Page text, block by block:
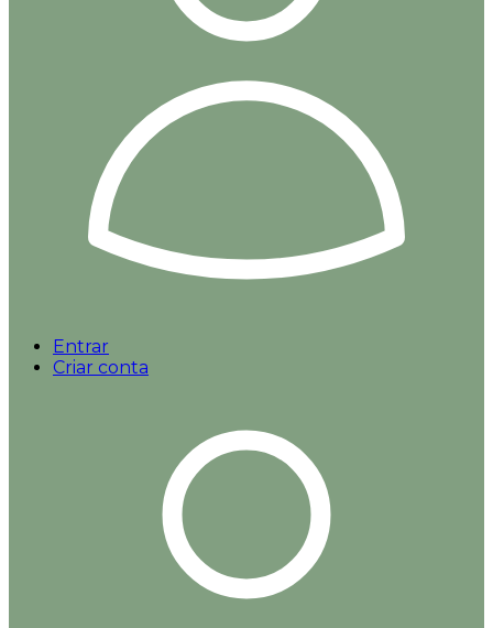
Entrar
Criar conta